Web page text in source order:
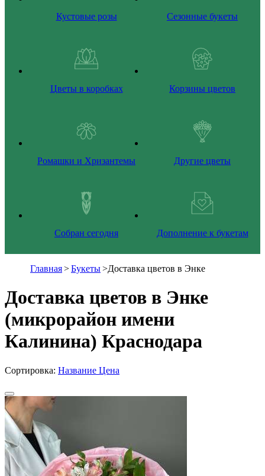
Кустовые розы Сезонные букеты
Цветы в коробках Корзины цветов
Ромашки и Хризантемы Другие цветы
Собран сегодня Дополнение к букетам
Главная>Букеты>Доставка цветов в Энке
Доставка цветов в Энке
(микрорайон имени
Калинина) Краснодара
Сортировка: Название Цена